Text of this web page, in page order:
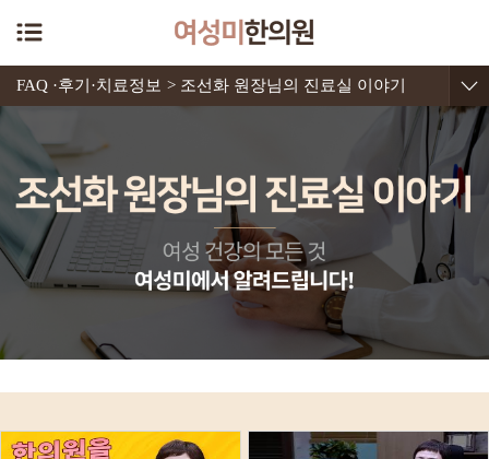
FAQ ·후기·치료정보 > 조선화 원장님의 진료실 이야기